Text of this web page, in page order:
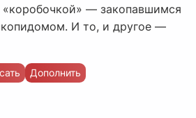
«коробочкой» — закопавшимся
И то, и другое —
Дополнить